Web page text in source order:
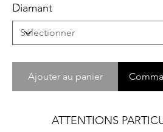
Diamant
Ajouter au panier
ATTENTIONS